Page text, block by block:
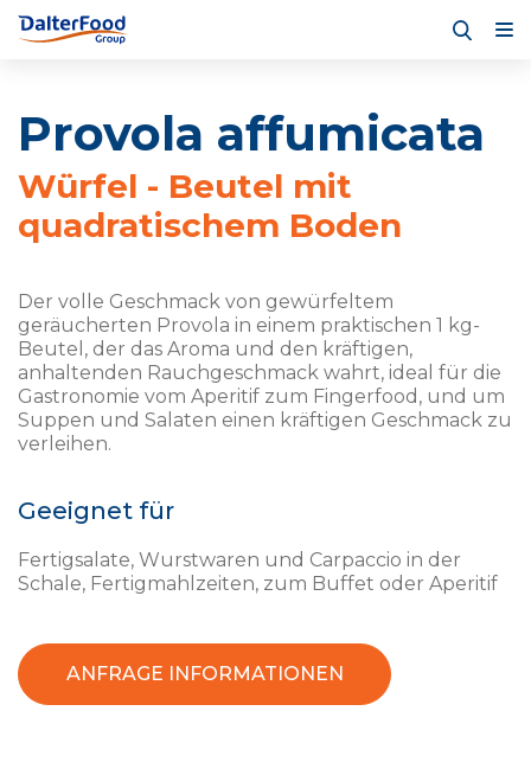
Provola affumicata
Würfel - Beutel mit
quadratischem Boden
Der volle Geschmack von gewürfeltem
geräucherten Provola in einem praktischen 1 kg-
Beutel, der das Aroma und den kräftigen,
anhaltenden Rauchgeschmack wahrt, ideal für die
Gastronomie vom Aperitif zum Fingerfood, und um
Suppen und Salaten einen kräftigen Geschmack zu
verleihen.
Geeignet für
Fertigsalate, Wurstwaren und Carpaccio in der
Schale, Fertigmahlzeiten, zum Buffet oder Aperitif
ANFRAGE INFORMATIONEN